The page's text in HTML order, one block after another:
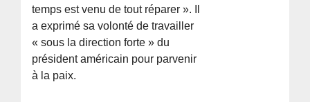
temps est venu de tout réparer ». Il
a exprimé sa volonté de travailler
« sous la direction forte » du
président américain pour parvenir
à la paix.